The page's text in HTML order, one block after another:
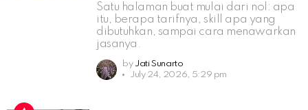
Satu halaman buat mulai dari nol: apa
itu, berapa tarifnya, skill apa yang
dibutuhkan, sampai cara menawarkan
jasanya.
by Jati Sunarto
July 24, 2026, 5:29 pm